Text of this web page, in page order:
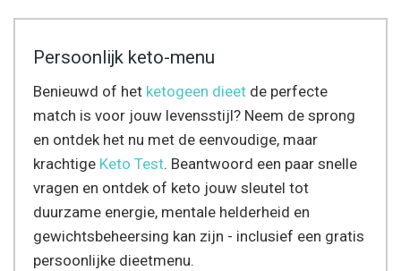
Persoonlijk keto-menu
Benieuwd of het ketogeen dieet de perfecte
match is voor jouw levensstijl? Neem de sprong
en ontdek het nu met de eenvoudige, maar
krachtige Keto Test. Beantwoord een paar snelle
vragen en ontdek of keto jouw sleutel tot
duurzame energie, mentale helderheid en
gewichtsbeheersing kan zijn - inclusief een gratis
persoonlijke dieetmenu.